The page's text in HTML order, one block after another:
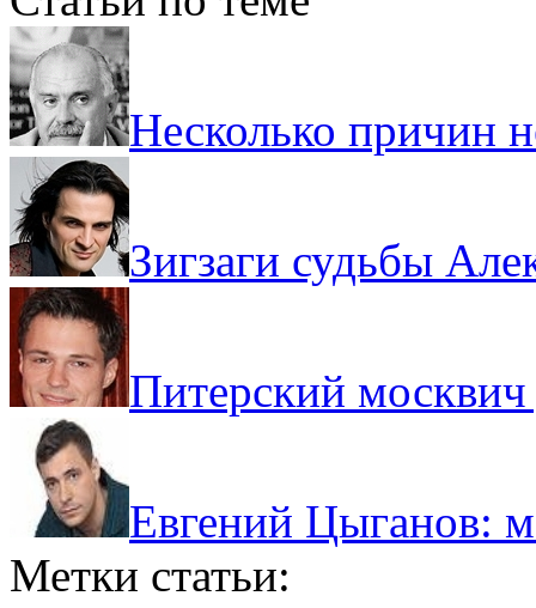
Несколько причин
Зигзаги судьбы
Питерский
Евгений Цыганов:
Метки статьи: